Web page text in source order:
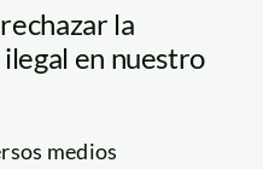
la
en nuestro
medios